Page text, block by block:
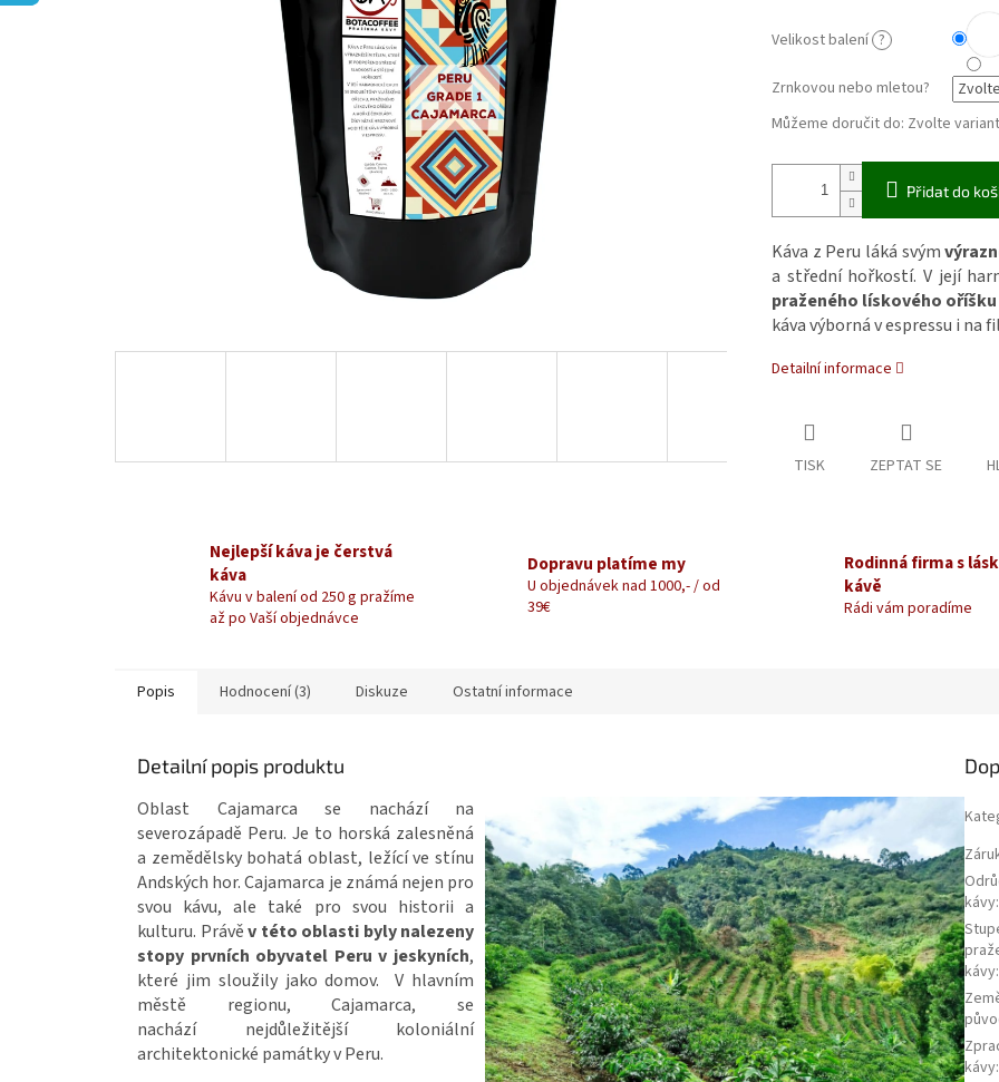
Velikost balení ?
Zrnkovou nebo mletou?
Můžeme doručit do: Zvolte
Přidat do
Káva z Peru láká svým
a střední hořkostí. V její
praženého lískového
káva výborná v espressu i na
Detailní informace
TISK ZEPTAT SE
Nejlepší káva je čerstvá
káva
Kávu v balení od 250 g pražíme
až po Vaší objednávce
Dopravu platíme my
U objednávek nad 1000,- / od
39€
Rodinná firma s
kávě
Rádi vám poradíme
Popis Hodnocení (3) Diskuze Ostatní informace
Detailní popis produktu
Oblast Cajamarca se nachází na
severozápadě Peru. Je to horská zalesněná
a zemědělsky bohatá oblast, ležící ve stínu
Andských hor. Cajamarca je známá nejen pro
svou kávu, ale také pro svou historii a
kulturu. Právěv této oblasti byly nalezeny
stopy prvních obyvatel Peru v jeskyních,
které jim sloužily jako domov. V hlavním
městě regionu, Cajamarca, se
nachází nejdůležitější koloniální
architektonické památky v Peru.
kávy:
kávy:
kávy: